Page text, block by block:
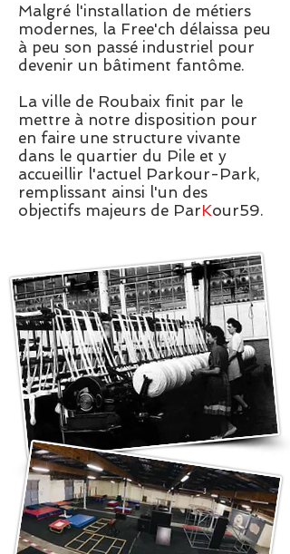
Malgré l'installation de métiers
modernes, la Free'ch délaissa peu
à peu son passé industriel pour
devenir un bâtiment fantôme.
La ville de Roubaix finit par le
mettre à notre disposition pour
en faire une structure vivante
dans le quartier du Pile et y
accueillir l'actuel Parkour-Park,
remplissant ainsi l'un des
objectifs majeurs de ParKour59.